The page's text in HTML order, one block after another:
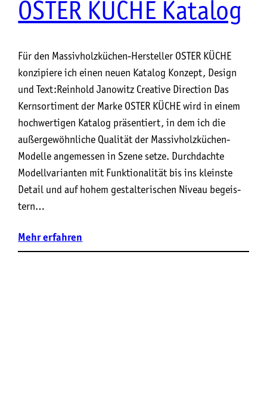
OSTER KÜCHE Katalog
Für den Massivholzküchen-Hersteller OSTER KÜCHE
konzipiere ich einen neuen Katalog Kon­zept, Design
und Text:Rein­hold Jano­witz Crea­ti­ve Direction Das
Kern­sor­ti­ment der Mar­ke OSTER KÜCHE wird in einem
hoch­wer­ti­gen Kata­log prä­sen­tiert, in dem ich die
außer­ge­wöhn­li­che Qua­li­tät der Mas­siv­holz­kü­chen-
Model­le ange­mes­sen in Sze­ne set­ze. Durch­dach­te
Modell­va­ri­an­ten mit Funk­tio­na­li­tät bis ins kleins­te
Detail und auf hohem gestal­te­ri­schen Niveau begeis­
tern…
Mehrerfahren